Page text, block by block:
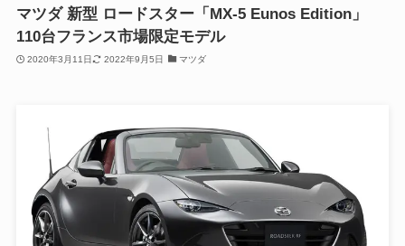
マツダ 新型 ロードスター「MX-5 Eunos Edition」
110台フランス市場限定モデル
2020年3月11日 2022年9月5日 マツダ